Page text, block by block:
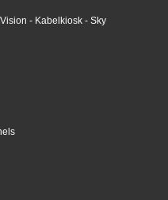
- Kabelkiosk - Sky